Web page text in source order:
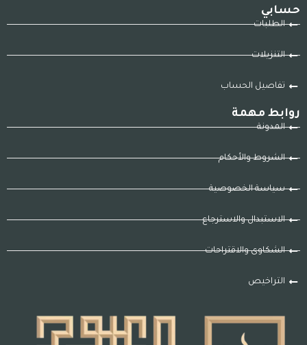
حسابي
الطلبات
التنزيلات
تفاصيل الحساب
روابط مهمة
المدونة
الشروط والأحكام
سياسة الخصوصية
الاستبدال والاسترجاع
الشكاوى والاقتراحات
التراخيص